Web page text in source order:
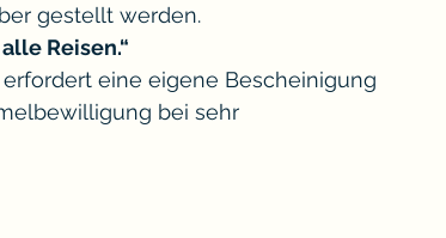
gestellt werden.
Reisen.“
eine eigene Bescheinigung
bei sehr